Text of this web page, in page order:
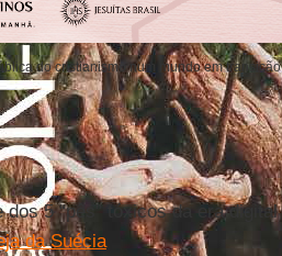
do cristianismo num mundo em transição
5 “pês” tóxicos da era digital
da Suécia